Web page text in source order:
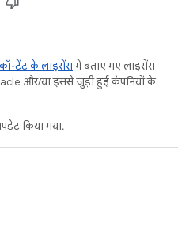
कॉन्टेंट के लाइसेंसमें बताए गए लाइसेंस
और/या इससे जुड़ी हुई कंपनियों के
किया गया.